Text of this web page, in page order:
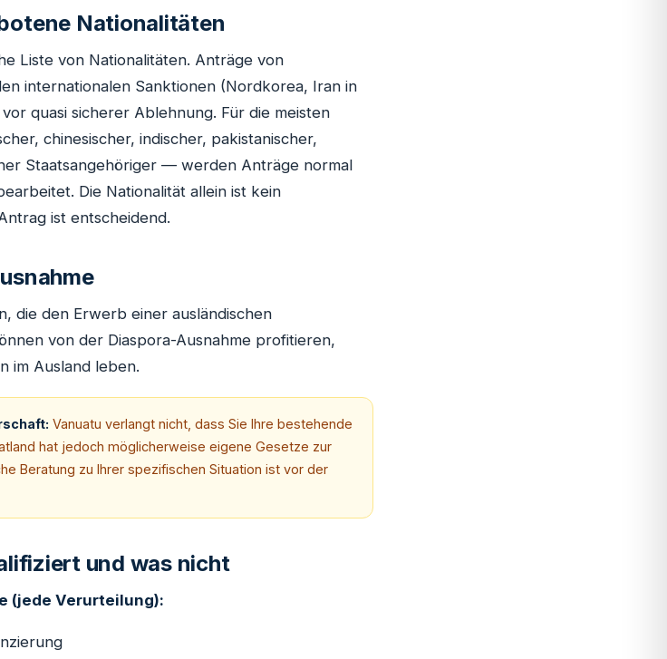
Nationalitäten
Liste von Nationalitäten. Anträge von
internationalen Sanktionen (Nordkorea, Iran in
quasi sicherer Ablehnung. Für die meisten
chinesischer, indischer, pakistanischer,
Staatsangehöriger — werden Anträge normal
Die Nationalität allein ist kein
ist entscheidend.
die den Erwerb einer ausländischen
von der Diaspora-Ausnahme profitieren,
im Ausland leben.
Vanuatu verlangt nicht, dass Sie Ihre bestehende
hat jedoch möglicherweise eigene Gesetze zur
Beratung zu Ihrer spezifischen Situation ist vor der
und was nicht
(jede Verurteilung):